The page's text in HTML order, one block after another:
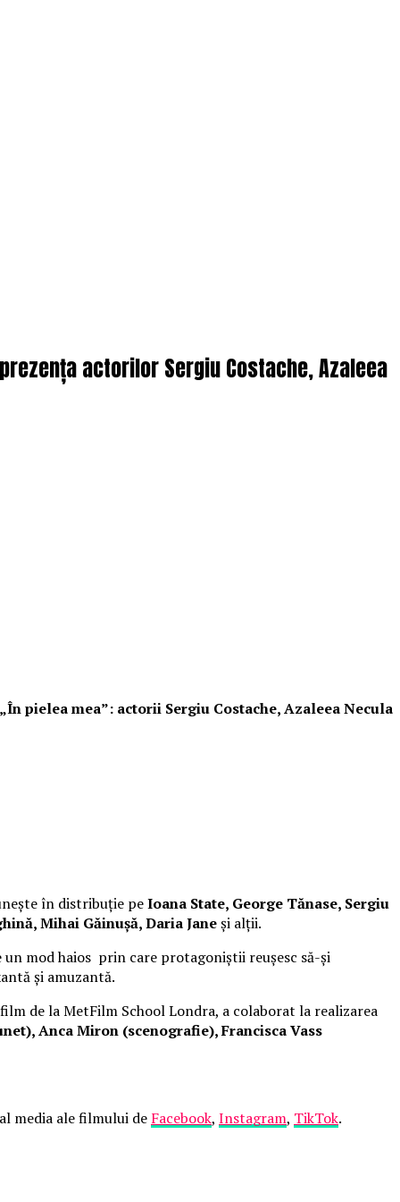
actorilor Sergiu Costache, Azaleea
pielea mea”: actorii Sergiu Costache, Azaleea Necula
în distribuție peIoana State, George Tănase, Sergiu
Mihai Găinușă, Daria Janeși alții.
un mod haios prin care protagoniștii reușesc să-și
și amuzantă.
de la MetFilm School Londra, a colaborat la realizarea
Anca Miron (scenografie), Francisca Vass
media ale filmului de Facebook, Instagram, TikTok.